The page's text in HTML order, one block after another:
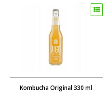
Kombucha Original 330 ml